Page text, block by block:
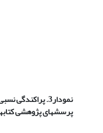
نمودار3.
پرسشهای پژوهشی